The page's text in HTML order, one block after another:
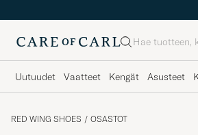
Haku
Uutuudet Vaatteet Kengät Asusteet
RED WING SHOES / OSASTOT